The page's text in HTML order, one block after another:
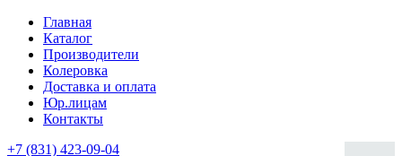
Главная
Каталог
Производители
Колеровка
Доставка и оплата
Юр.лицам
Контакты
+7 (831) 423-09-04